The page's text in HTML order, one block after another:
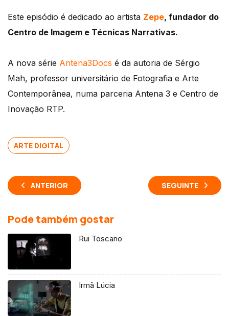
Este episódio é dedicado ao artista Zepe, fundador do
Centro de Imagem e Técnicas Narrativas.
A nova série Antena3Docs é da autoria de Sérgio
Mah, professor universitário de Fotografia e Arte
Contemporânea, numa parceria Antena 3 e Centro de
Inovação RTP.
ARTE DIGITAL
ANTERIOR SEGUINTE
Pode também gostar
Rui Toscano
Irmã Lúcia